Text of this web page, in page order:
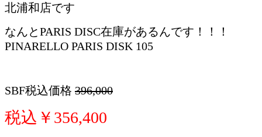
北浦和店です
なんとPARIS DISC在庫があるんです！！！
PINARELLO PARIS DISK 105
SBF税込価格 396,000
税込￥356,400